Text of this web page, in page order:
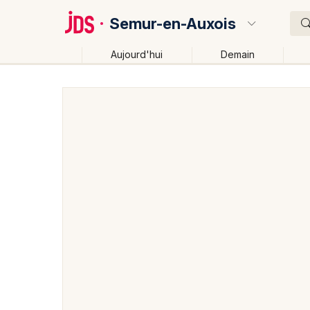
Semur-en-Auxois
Aujourd'hui Demain